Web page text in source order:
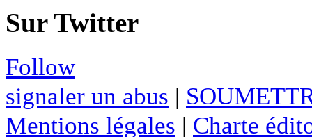
Sur Twitter
Follow
signaler un abus |
Mentions légales | Charte